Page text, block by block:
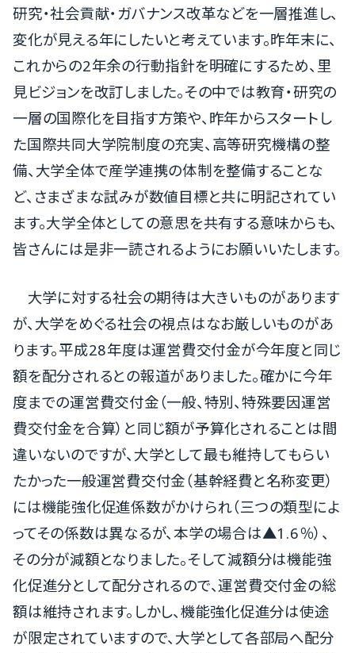
研究・社会貢献・ガバナンス改革などを一層推進し、
変化が見える年にしたいと考えています。昨年末に、
これからの2年余の行動指針を明確にするため、里
見ビジョンを改訂しました。その中では教育・研究の
一層の国際化を目指す方策や、昨年からスタートし
た国際共同大学院制度の充実、高等研究機構の整
備、大学全体で産学連携の体制を整備することな
ど、さまざまな試みが数値目標と共に明記されてい
ます。大学全体としての意思を共有する意味からも、
皆さんには是非一読されるようにお願いいたします。
大学に対する社会の期待は大きいものがあります
が、大学をめぐる社会の視点はなお厳しいものがあ
ります。平成28年度は運営費交付金が今年度と同じ
額を配分されるとの報道がありました。確かに今年
度までの運営費交付金（一般、特別、特殊要因運営
費交付金を合算）と同じ額が予算化されることは間
違いないのですが、大学として最も維持してもらい
たかった一般運営費交付金（基幹経費と名称変更）
には機能強化促進係数がかけられ（三つの類型によ
ってその係数は異なるが、本学の場合は▲1.6％）、
その分が減額となりました。そして減額分は機能強
化促進分として配分されるので、運営費交付金の総
額は維持されます。しかし、機能強化促進分は使途
が限定されていますので、大学として各部局へ配分